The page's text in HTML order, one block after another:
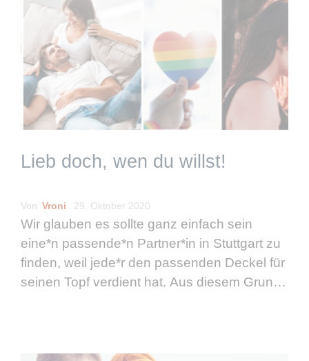
Lieb doch, wen du willst!
Von Vroni 29. Oktober 2020
Wir glauben es sollte ganz einfach sein
eine*n passende*n Partner*in in Stuttgart zu
finden, weil jede*r den passenden Deckel für
seinen Topf verdient hat. Aus diesem Grund